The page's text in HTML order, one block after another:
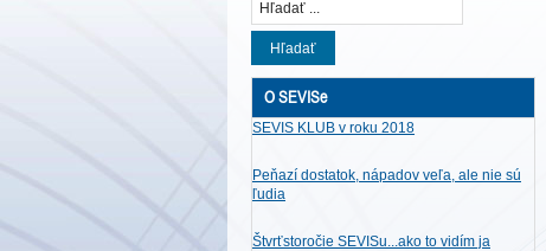
Hľadať
O SEVISe
SEVIS KLUB v roku 2018
Peňazí dostatok, nápadov veľa, ale nie sú
ľudia
Štvrťstoročie SEVISu...ako to vidím ja